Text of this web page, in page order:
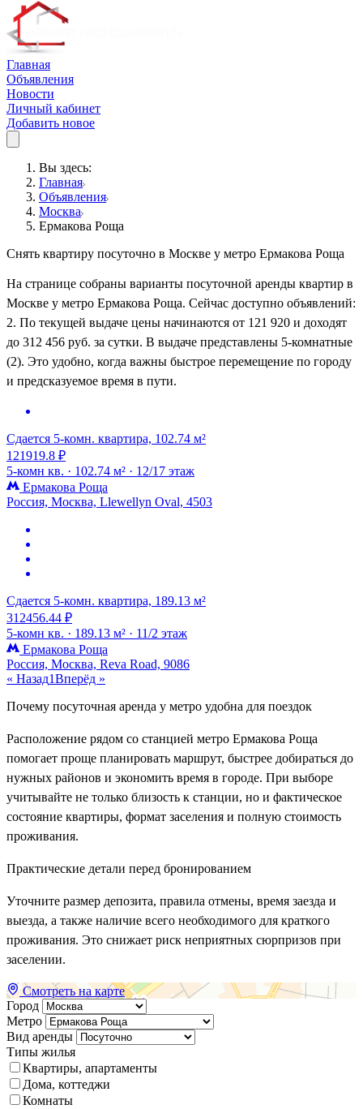
Главная
Объявления
Новости
Личный кабинет
Добавить новое
Вы здесь:
Главная
Объявления
Москва
Ермакова Роща
Снять квартиру посуточно в Москве у метро Ермакова Роща
На странице собраны варианты посуточной аренды квартир в
Москве у метро Ермакова Роща. Сейчас доступно объявлений:
2. По текущей выдаче цены начинаются от 121 920 и доходят
до 312 456 руб. за сутки. В выдаче представлены 5-комнатные
(2). Это удобно, когда важны быстрое перемещение по городу
и предсказуемое время в пути.
Сдается 5-комн. квартира, 102.74 м²
121919.8 ₽
5-комн кв. · 102.74 м² · 12/17 этаж
Ермакова Роща
Россия, Москва, Llewellyn Oval, 4503
Сдается 5-комн. квартира, 189.13 м²
312456.44 ₽
5-комн кв. · 189.13 м² · 11/2 этаж
Ермакова Роща
Россия, Москва, Reva Road, 9086
« Назад1Вперёд »
Почему посуточная аренда у метро удобна для поездок
Расположение рядом со станцией метро Ермакова Роща
помогает проще планировать маршрут, быстрее добираться до
нужных районов и экономить время в городе. При выборе
учитывайте не только близость к станции, но и фактическое
состояние квартиры, формат заселения и полную стоимость
проживания.
Практические детали перед бронированием
Уточните размер депозита, правила отмены, время заезда и
выезда, а также наличие всего необходимого для краткого
проживания. Это снижает риск неприятных сюрпризов при
заселении.
Смотреть на карте
Город
Метро
Вид аренды
Типы жилья
Квартиры, апартаменты
Дома, коттеджи
Комнаты